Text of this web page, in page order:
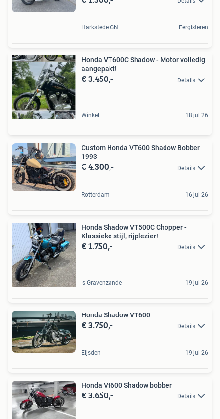
Harkstede GN Eergisteren
Honda VT600C Shadow - Motor volledig
aangepakt!
€ 3.450,- Details
Winkel 18 jul 26
Custom Honda VT600 Shadow Bobber
1993
€ 4.300,- Details
Rotterdam 16 jul 26
Honda Shadow VT500C Chopper -
Klassieke stijl, rijplezier!
€ 1.750,- Details
's-Gravenzande 19 jul 26
Honda Shadow VT600
€ 3.750,- Details
Eijsden 19 jul 26
Honda Vt600 Shadow bobber
€ 3.650,- Details